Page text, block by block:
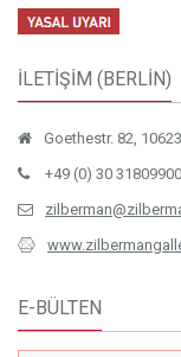
İLETİŞİM (BERLİN)
Goethestr. 82,
+49 (0) 30 31809900
E-BÜLTEN